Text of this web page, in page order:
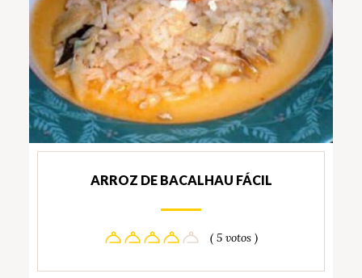
ARROZ DE BACALHAU FÁCIL
( 5 votos )